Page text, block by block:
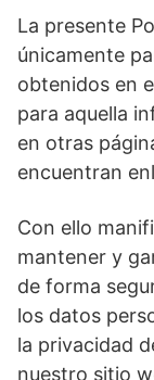
La presente
únicamente
obtenidos en
para aquella
en otras
encuentran
Con ello
mantener y
de forma
los datos
la privacidad
nuestro sitio